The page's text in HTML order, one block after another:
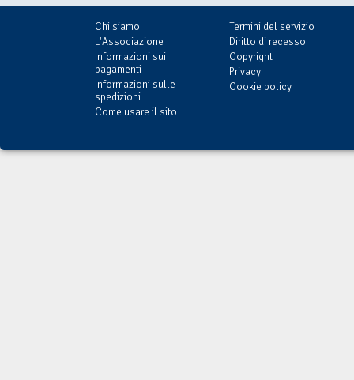
Chi siamo
L'Associazione
Informazioni sui
pagamenti
Informazioni sulle
spedizioni
Come usare il sito
Termini del servizio
Diritto di recesso
Copyright
Privacy
Cookie policy